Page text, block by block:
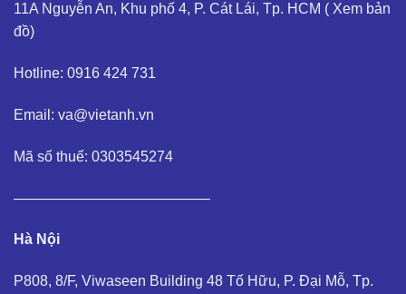
11A Nguyễn An, Khu phố 4, P. Cát Lái, Tp. HCM ( Xem bản
đồ)
Hotline: 0916 424 731
Email: va@vietanh.vn
Mã số thuế: 0303545274
—————————————–
Hà Nội
P808, 8/F, Viwaseen Building 48 Tố Hữu, P. Đại Mỗ, Tp.